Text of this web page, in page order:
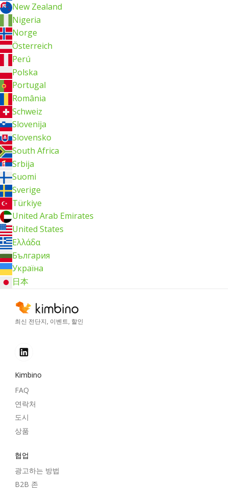
New Zealand
Nigeria
Norge
Österreich
Perú
Polska
Portugal
România
Schweiz
Slovenija
Slovensko
South Africa
Srbija
Suomi
Sverige
Türkiye
United Arab Emirates
United States
Ελλάδα
България
Україна
日本
최신 전단지, 이벤트, 할인
Kimbino
FAQ
연락처
도시
상품
협업
광고하는 방법
B2B 존